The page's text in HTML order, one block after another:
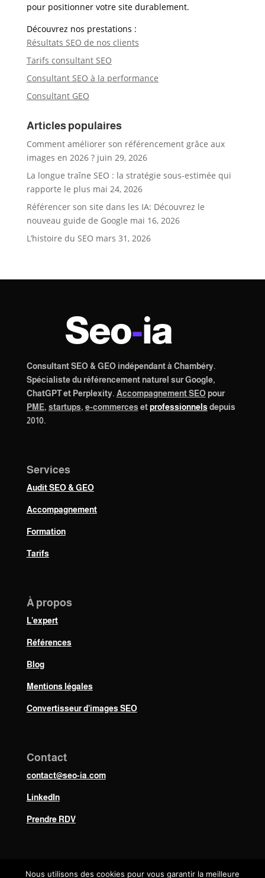
pour positionner votre site durablement.
Découvrez nos prestations :
Résultats SEO de nos clients
Tarifs consultant SEO
Consultant SEO à la performance
Consultant GEO
Articles populaires
Comment améliorer son référencement grâce aux
images en 2026 ? juin 29, 2026
La longue traîne SEO : la stratégie sous-estimée qui
rapporte le plus mai 24, 2026
Référencer son site dans les IA: Découvrez le
nouveau guide de Google mai 16, 2026
L’histoire du SEO mars 31, 2026
Seo-ia
Consultant SEO & GEO indépendant à Chambéry.
Spécialiste du référencement naturel sur Google,
ChatGPT et Perplexity. Accompagnement SEOpour
PME, startups, e-commerces etprofessionnelsdepuis
2010.
Services
Audit SEO & GEO
Accompagnement
Formation
Tarifs
À propos
L’expert
Références
Blog
Mentions légales
Convertisseur d’images SEO
Contact
contact@seo-ia.com
LinkedIn
Prendre RDV
Nous utilisons des cookies pour vous garantir la meilleure